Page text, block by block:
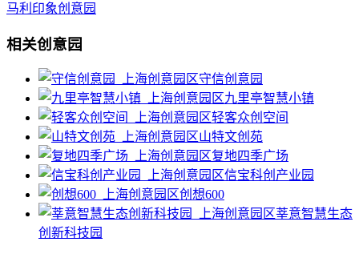
马利印象创意园
相关创意园
守信创意园
九里亭智慧小镇
轻客众创空间
山特文创苑
复地四季广场
信宝科创产业园
创想600
莘意智慧生态
创新科技园